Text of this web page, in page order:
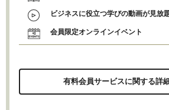
ビジネスに役立つ学びの動画が見放
会員限定オンラインイベント
有料会員サービスに関する詳